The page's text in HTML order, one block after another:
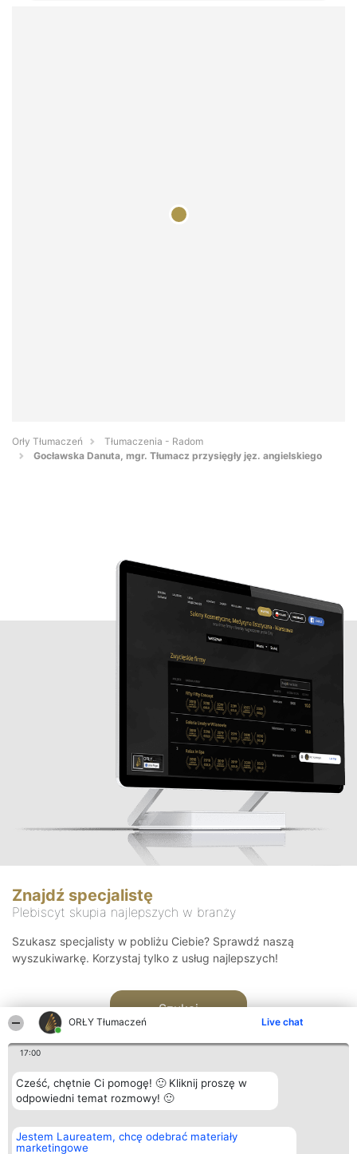
ORŁY Tłumaczeń Live chat
17:00
Cześć, chętnie Ci pomogę! 🙂 Kliknij proszę w
odpowiedni temat rozmowy! 🙂
Jestem Laureatem, chcę odebrać materiały
marketingowe
Orły Tłumaczeń
Tłumaczenia - Radom
Gocławska Danuta, mgr. Tłumacz przysięgły jęz. angielskiego
Znajdź specjalistę
Plebiscyt skupia najlepszych w branży
Szukasz specjalisty w pobliżu Ciebie? Sprawdź naszą
wyszukiwarkę. Korzystaj tylko z usług najlepszych!
Szukaj
Organizator plebiscytu
Bright Side Solutions sp. z o.
o. sp. k.
Plebiscyt
Laureaci
Kontakt
Kontakt